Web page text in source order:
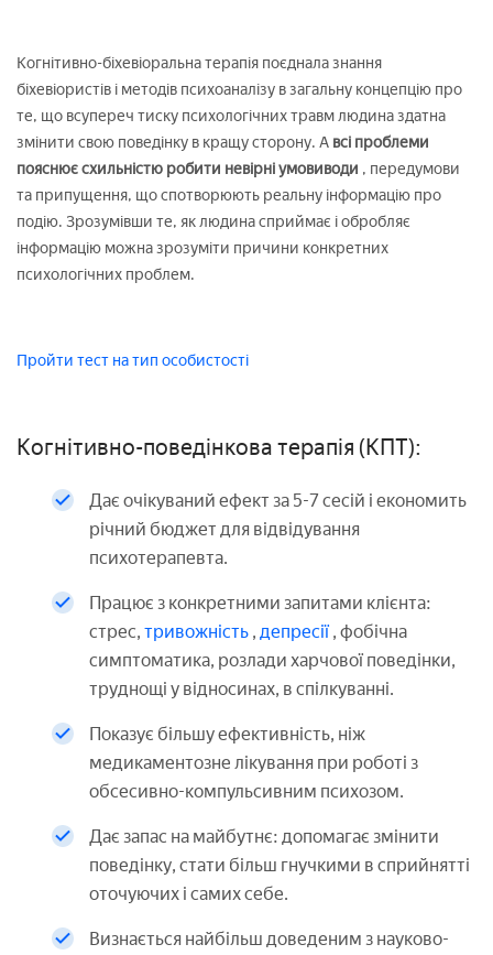
Когнітивно-біхевіоральна терапія поєднала знання
біхевіористів і методів психоаналізу в загальну концепцію про
те, що всупереч тиску психологічних травм людина здатна
змінити свою поведінку в кращу сторону. А всі проблеми
пояснює схильністю робити невірні умовиводи , передумови
та припущення, що спотворюють реальну інформацію про
подію. Зрозумівши те, як людина сприймає і обробляє
інформацію можна зрозуміти причини конкретних
психологічних проблем.
Пройти тест на тип особистості
Когнітивно-поведінкова терапія (КПТ):
Дає очікуваний ефект за 5-7 сесій і економить
річний бюджет для відвідування
психотерапевта.
Працює з конкретними запитами клієнта:
стрес, тривожність , депресії , фобічна
симптоматика, розлади харчової поведінки,
труднощі у відносинах, в спілкуванні.
Показує більшу ефективність, ніж
медикаментозне лікування при роботі з
обсесивно-компульсивним психозом.
Дає запас на майбутнє: допомагає змінити
поведінку, стати більш гнучкими в сприйнятті
оточуючих і самих себе.
Визнається найбільш доведеним з науково-